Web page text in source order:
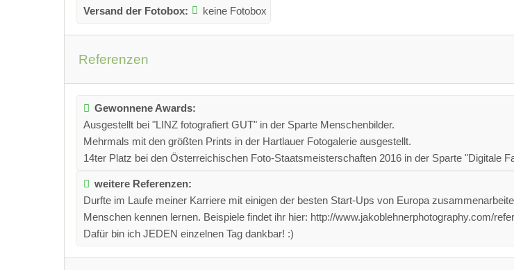
Versand der Fotobox: keine Fotobox
Referenzen
Gewonnene Awards:
Ausgestellt bei "LINZ fotografiert GUT" in der Sparte Menschenbilder.
Mehrmals mit den größten Prints in der Hartlauer Fotogalerie ausgestellt.
14ter Platz bei den Österreichischen Foto-Staatsmeisterschaften 2016 in der Sparte "Digitale
weitere Referenzen:
Durfte im Laufe meiner Karriere mit einigen der besten Start-Ups von Europa
Menschen kennen lernen. Beispiele findet ihr hier: http://www.jakoblehnerphotography.com/
Dafür bin ich JEDEN einzelnen Tag dankbar! :)